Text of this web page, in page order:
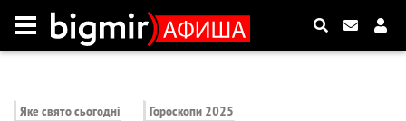
Яке свято сьогодні Гороскопи 2025